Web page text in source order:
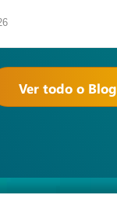
Ver todo o Blog